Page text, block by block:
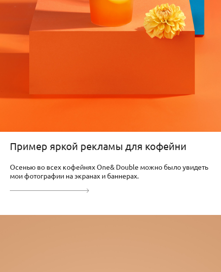
Пример яркой рекламы для кофейни
Осенью во всех кофейнях One& Double можно было увидеть
мои фотографии на экранах и баннерах.